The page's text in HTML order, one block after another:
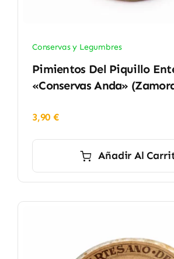
Conservas y Legumbres
Pimientos Del Piquillo
«Conservas Anda»
3,90€
Añadir Al